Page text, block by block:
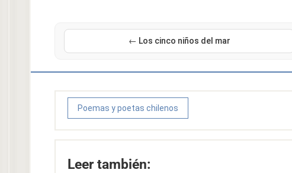
← Los cinco niños del mar
Poemas y poetas chilenos
Leer también: